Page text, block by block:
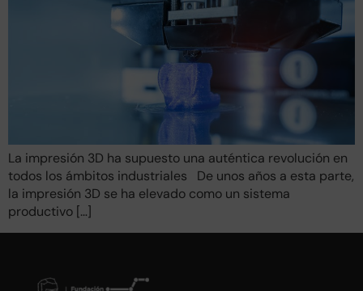
La impresión 3D ha supuesto una auténtica revolución en
todos los ámbitos industriales De unos años a esta parte,
la impresión 3D se ha elevado como un sistema
productivo […]